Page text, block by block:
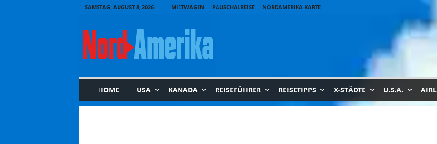
SAMSTAG, AUGUST 8, 2026 MIETWAGEN PAUSCHALREISE NORDAMERIKA KARTE
r
HOME USA KANADA REISEFÜHRER REISETIPPS X-STÄDTE U.S.A.